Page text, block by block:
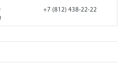
+7 (812) 438-22-22